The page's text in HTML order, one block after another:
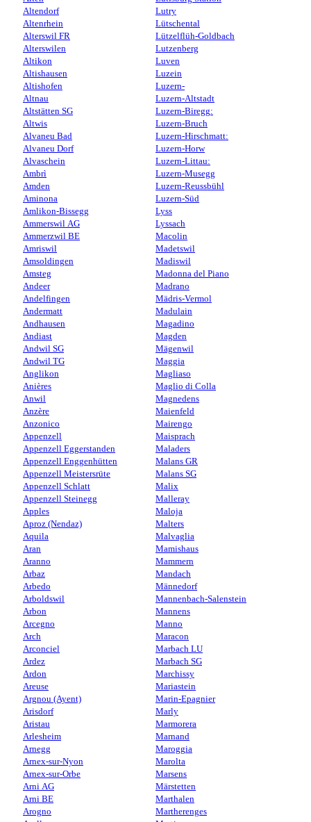
Altendorf
Altenrhein
Alterswil FR
Alterswilen
Altikon
Altishausen
Altishofen
Altnau
Altstätten SG
Altwis
Alvaneu Bad
Alvaneu Dorf
Alvaschein
Ambrì
Amden
Aminona
Amlikon-Bissegg
Ammerswil AG
Ammerzwil BE
Amriswil
Amsoldingen
Amsteg
Andeer
Andelfingen
Andermatt
Andhausen
Andiast
Andwil SG
Andwil TG
Anglikon
Anières
Anwil
Anzère
Anzonico
Appenzell
Appenzell Eggerstanden
Appenzell Enggenhütten
Appenzell Meistersrüte
Appenzell Schlatt
Appenzell Steinegg
Apples
Aproz (Nendaz)
Aquila
Aran
Aranno
Arbaz
Arbedo
Arboldswil
Arbon
Arcegno
Arch
Arconciel
Ardez
Ardon
Areuse
Argnou (Ayent)
Arisdorf
Aristau
Arlesheim
Arnegg
Arnex-sur-Nyon
Arnex-sur-Orbe
Arni AG
Arni BE
Arogno
Lutry
Lütschental
Lützelflüh-Goldbach
Lutzenberg
Luven
Luzein
Luzern-
Luzern-Altstadt
Luzern-Biregg:
Luzern-Bruch
Luzern-Hirschmatt:
Luzern-Horw
Luzern-Littau:
Luzern-Musegg
Luzern-Reussbühl
Luzern-Süd
Lyss
Lyssach
Macolin
Madetswil
Madiswil
Madonna del Piano
Madrano
Mädris-Vermol
Madulain
Magadino
Magden
Mägenwil
Maggia
Magliaso
Maglio di Colla
Magnedens
Maienfeld
Mairengo
Maisprach
Maladers
Malans GR
Malans SG
Malix
Malleray
Maloja
Malters
Malvaglia
Mamishaus
Mammern
Mandach
Männedorf
Mannenbach-Salenstein
Mannens
Manno
Maracon
Marbach LU
Marbach SG
Marchissy
Mariastein
Marin-Epagnier
Marly
Marmorera
Marnand
Maroggia
Marolta
Marsens
Märstetten
Marthalen
Martherenges